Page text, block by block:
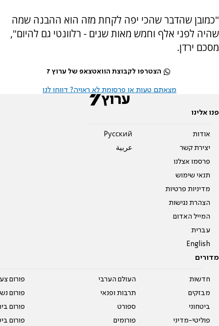
"כמובן שהדבר שהכי יפה לקחת מזה הוא ההבנה שמה
שהיה לפני אלף וחמש מאות שנים - רלוונטי גם להיום",
מסכם ירדן.
הצטרפו לקבוצת הוואטצאפ של ערוץ 7
מצאתם טעות או פרסומת לא ראויה? דווחו לנו
פנו אלינו
אודות
יצירת קשר
פרסמו אצלנו
תנאי שימוש
מדיניות פרטיות
הצהרת נגישות
המייל האדום
עברית
English
Pусский
عربية
מדורים
חדשות
מבזקים
ביטחוני
פוליטי-מדיני
העולם הערבי
תרבות ופנאי
ספורט
פורומים
פורום
פורום
פורום
פורום